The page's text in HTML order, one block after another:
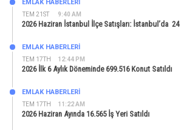
TEM 21ST 9:40 AM
EMLAK HABERLERI
2026 Haziran İstanbul İlçe Satışları: İstanbul’da
TEM 17TH 12:44 PM
EMLAK HABERLERI
2026 İlk 6 Aylık Döneminde 699.516 Konut Satıldı
TEM 17TH 11:22 AM
EMLAK HABERLERI
2026 Haziran Ayında 16.565 İş Yeri Satıldı